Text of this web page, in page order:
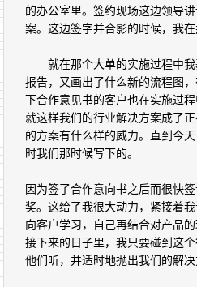
的办公室里。签约现场这边领导
案。这边签字并合影的时候，我
就在那个大单的实施过程中我
报告，又画出了什么新的流程图
下合作意见书的客户也在实施过
就这样我们的行业解决方案成了
的方案有什么样的威力。直到今
时我们那时候写下的。
因为签了合作意向书之后而很快
奖。这给了我很大动力，紧接着
向客户学习，自己再结合对产品
接下来的日子里，我只要碰到这
他们听，并适时地抛出我们的解